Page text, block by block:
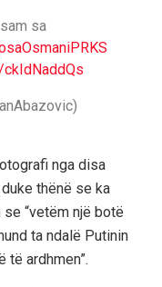
sa
nga disa
thënë se ka
“vetëm një botë
ta ndalë Putinin
të ardhmen”.